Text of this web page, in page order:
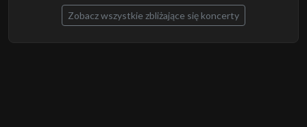
Zobacz wszystkie zbliżające się koncerty